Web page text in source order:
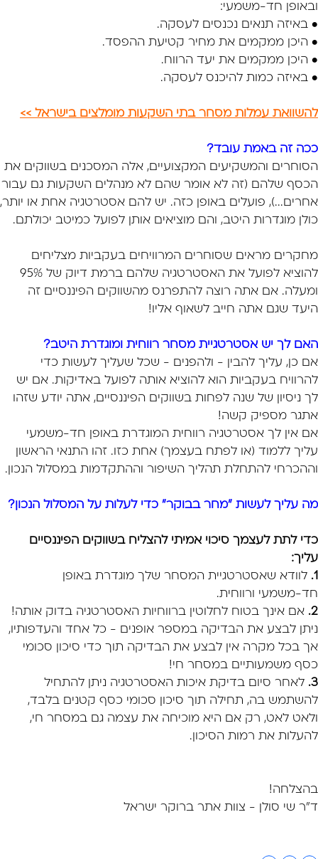
ובאופן חד-משמעי:
• באיזה תנאים נכנסים לעסקה.
• היכן ממקמים את מחיר קטיעת ההפסד.
• היכן ממקמים את יעד הרווח.
• באיזה כמות להיכנס לעסקה.
להשוואת עמלות מסחר בתי השקעות מומלצים בישראל >>
ככה זה באמת עובד?
הסוחרים והמשקיעים המקצועיים, אלה המסכנים בשווקים את
הכסף שלהם (זה לא אומר שהם לא מנהלים השקעות גם עבור
אחרים...), פועלים באופן כזה. יש להם אסטרטגיה אחת או יותר,
כולן מוגדרות היטב, והם מוציאים אותן לפועל כמיטב יכולתם.
מחקרים מראים שסוחרים המרוויחים בעקביות מצליחים
להוציא לפועל את האסטרטגיה שלהם ברמת דיוק של 95%
ומעלה. אם אתה רוצה להתפרנס מהשווקים הפיננסיים זה
היעד שגם אתה חייב לשאוף אליו!
האם לך יש אסטרטגיית מסחר רווחית ומוגדרת היטב?
אם כן, עליך להבין - ולהפנים - שכל שעליך לעשות כדי
להרוויח בעקביות הוא להוציא אותה לפועל באדיקות. אם יש
לך ניסיון של שנה לפחות בשווקים הפיננסיים, אתה יודע שזהו
אתגר מספיק קשה!
אם אין לך אסטרטגיה רווחית המוגדרת באופן חד-משמעי
עליך ללמוד (או לפתח בעצמך) אחת כזו. זהו התנאי הראשון
וההכרחי להתחלת תהליך השיפור וההתקדמות במסלול הנכון.
מה עליך לעשות "מחר בבוקר" כדי לעלות על המסלול הנכון?
כדי לתת לעצמך סיכוי אמיתי להצליח בשווקים הפיננסיים
עליך:
1. לוודא שאסטרטגיית המסחר שלך מוגדרת באופן
חד-משמעי ורווחית.
2. אם אינך בטוח לחלוטין ברווחיות האסטרטגיה בדוק אותה!
ניתן לבצע את הבדיקה במספר אופנים - כל אחד והעדפותיו,
אך בכל מקרה אין לבצע את הבדיקה תוך כדי סיכון סכומי
כסף משמעותיים במסחר חי!
3. לאחר סיום בדיקת איכות האסטרטגיה ניתן להתחיל
להשתמש בה, תחילה תוך סיכון סכומי כסף קטנים בלבד,
ולאט לאט, רק אם היא מוכיחה את עצמה גם במסחר חי,
להעלות את רמות הסיכון.
בהצלחה!
ד"ר שי סולן - צוות אתר ברוקר ישראל